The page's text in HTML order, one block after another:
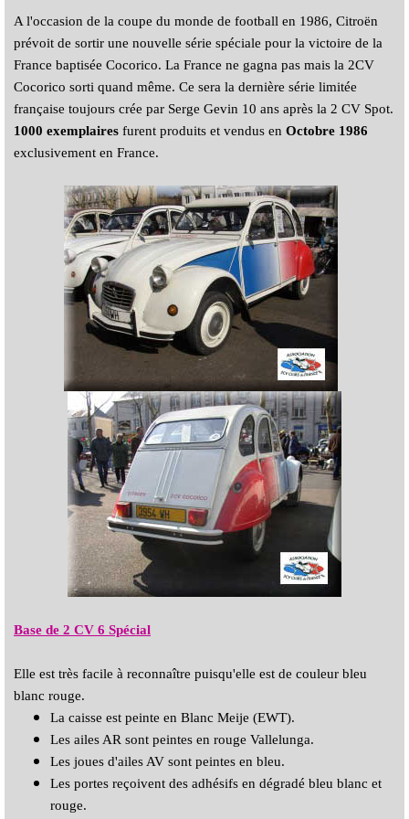
A l'occasion de la coupe du monde de football en 1986, Citroën
prévoit de sortir une nouvelle série spéciale pour la victoire de la
France baptisée Cocorico. La France ne gagna pas mais la 2CV
Cocorico sorti quand même. Ce sera la dernière série limitée
française toujours crée par Serge Gevin 10 ans après la 2 CV Spot.
1000 exemplaires furent produits et vendus en Octobre 1986
exclusivement en France.
Base de 2 CV 6 Spécial
Elle est très facile à reconnaître puisqu'elle est de couleur bleu
blanc rouge.
La caisse est peinte en Blanc Meije (EWT).
Les ailes AR sont peintes en rouge Vallelunga.
Les joues d'ailes AV sont peintes en bleu.
Les portes reçoivent des adhésifs en dégradé bleu blanc et
rouge.